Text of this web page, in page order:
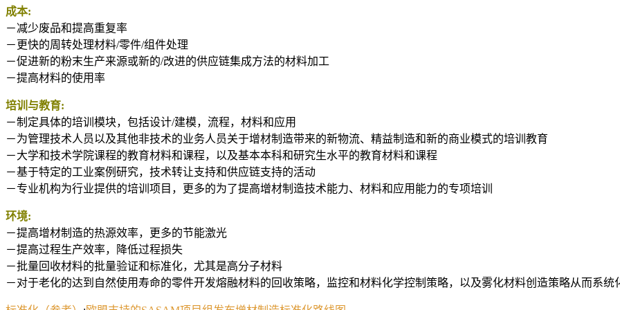
成本:
－减少废品和提高重复率
－更快的周转处理材料/零件/组件处理
－促进新的粉末生产来源或新的/改进的供应链集成方法的材料加工
－提高材料的使用率
培训与教育:
－制定具体的培训模块，包括设计/建模，流程，材料和应用
－为管理技术人员以及其他非技术的业务人员关于增材制造带来的新物流、精益制造和新的商业模式的培训教育
－大学和技术学院课程的教育材料和课程，以及基本本科和研究生水平的教育材料和课程
－基于特定的工业案例研究，技术转让支持和供应链支持的活动
－专业机构为行业提供的培训项目，更多的为了提高增材制造技术能力、材料和应用能力的专项培训
环境:
－提高增材制造的热源效率，更多的节能激光
－提高过程生产效率，降低过程损失
－批量回收材料的批量验证和标准化，尤其是高分子材料
－对于老化的达到自然使用寿命的零件开发熔融材料的回收策略，监控和材料化学控制策略，以及雾化材料创造策略从而系统